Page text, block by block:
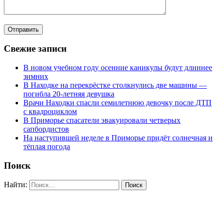
Свежие записи
В новом учебном году осенние каникулы будут длиннее
зимних
В Находке на перекрёстке столкнулись две машины —
погибла 20-летняя девушка
Врачи Находки спасли семилетнюю девочку после ДТП
с квадроциклом
В Приморье спасатели эвакуировали четверых
сапбордистов
На наступившей неделе в Приморье придёт солнечная и
тёплая погода
Поиск
Найти: